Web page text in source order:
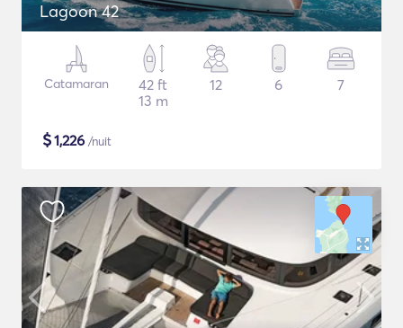
Lagoon 42
Catamaran
42 ft
13 m
12 6 7
$1,226 /nuit